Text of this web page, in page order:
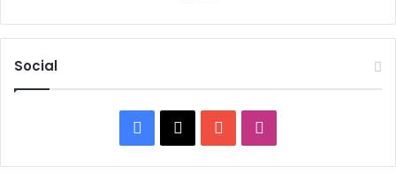
Social
Facebook
X YouTube